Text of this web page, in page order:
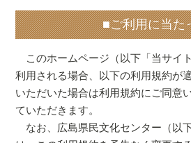
■ご利用に当た
このホームページ（以下「当サイ
利用される場合、以下の利用規約が
いただいた場合は利用規約にご同意
ていただきます。
なお、広島県民文化センター（以